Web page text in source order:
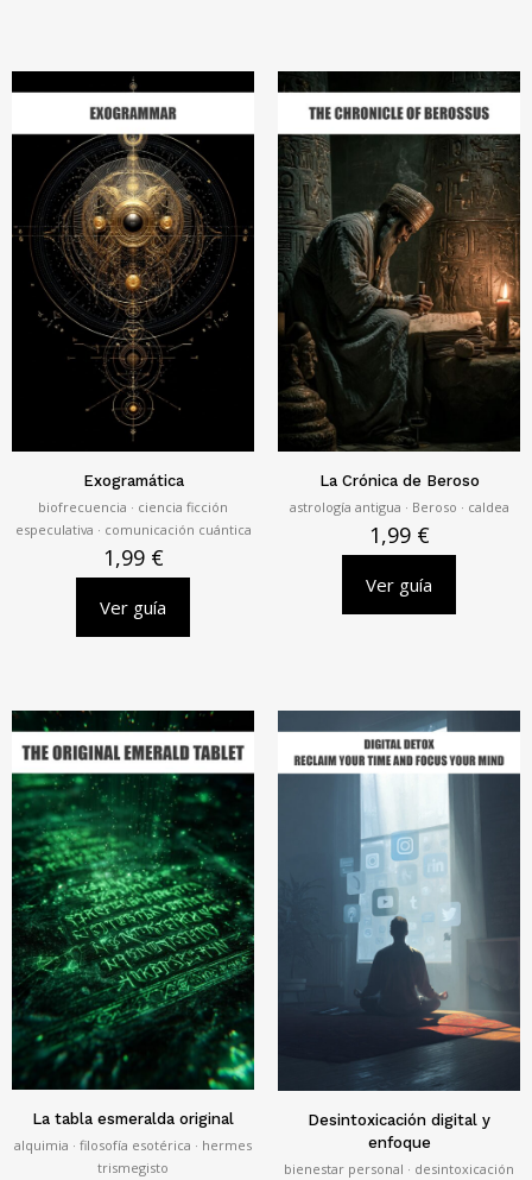
Exogramática
biofrecuencia · ciencia ficción
especulativa · comunicación cuántica
1,99 €
Ver guía
La Crónica de Beroso
astrología antigua · Beroso · caldea
1,99 €
Ver guía
La tabla esmeralda original
alquimia · filosofía esotérica · hermes
trismegisto
Desintoxicación digital y
enfoque
bienestar personal · desintoxicación